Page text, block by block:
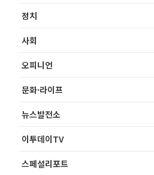
정치
사회
오피니언
문화·라이프
뉴스발전소
이투데이TV
스페셜리포트